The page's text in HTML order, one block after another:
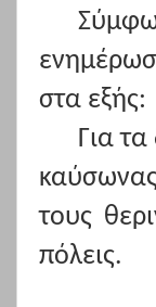
στα εξής:
Για
τους
πόλεις.